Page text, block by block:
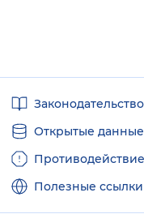
ссылкиЗаконодательство
Открытые данные
Полезные ссылки